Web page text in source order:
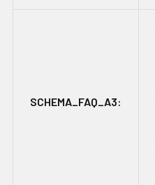
SCHEMA_FAQ_A3: